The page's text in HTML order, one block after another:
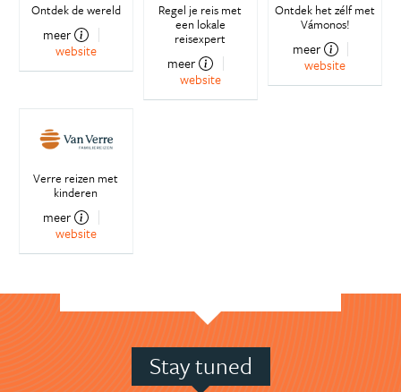
Ontdek de wereld
meer
website
Regel je reis met
een lokale
reisexpert
meer
website
Ontdek het zélf met
Vámonos!
meer
website
Verre reizen met
kinderen
meer
website
Stay tuned